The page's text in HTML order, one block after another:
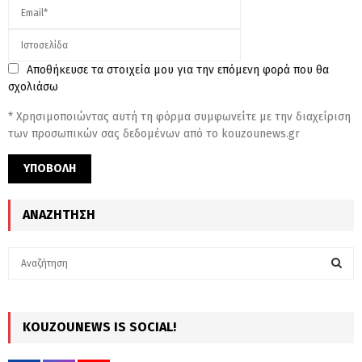
Αποθήκευσε τα στοιχεία μου για την επόμενη φορά που θα
σχολιάσω
* Χρησιμοποιώντας αυτή τη φόρμα συμφωνείτε με την διαχείριση
των προσωπικών σας δεδομένων από το kouzounews.gr
ΑΝΑΖΉΤΗΣΗ
h
f
KOUZOUNEWS IS SOCIAL!